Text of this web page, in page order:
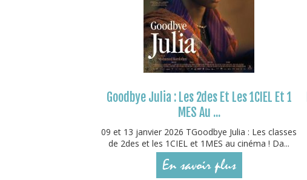
Goodbye Julia : Les 2des Et Les 1CIEL Et 1
MES Au ...
09 et 13 janvier 2026 TGoodbye Julia : Les classes
de 2des et les 1CIEL et 1MES au cinéma ! Da...
En savoir plus